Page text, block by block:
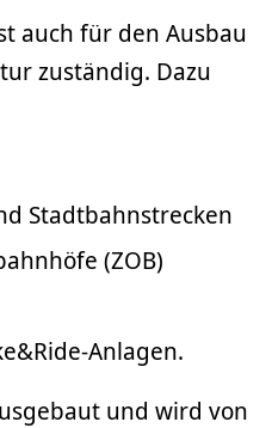
auch für den Ausbau
zuständig. Dazu
Stadtbahnstrecken
(ZOB)
Anlagen.
und wird von